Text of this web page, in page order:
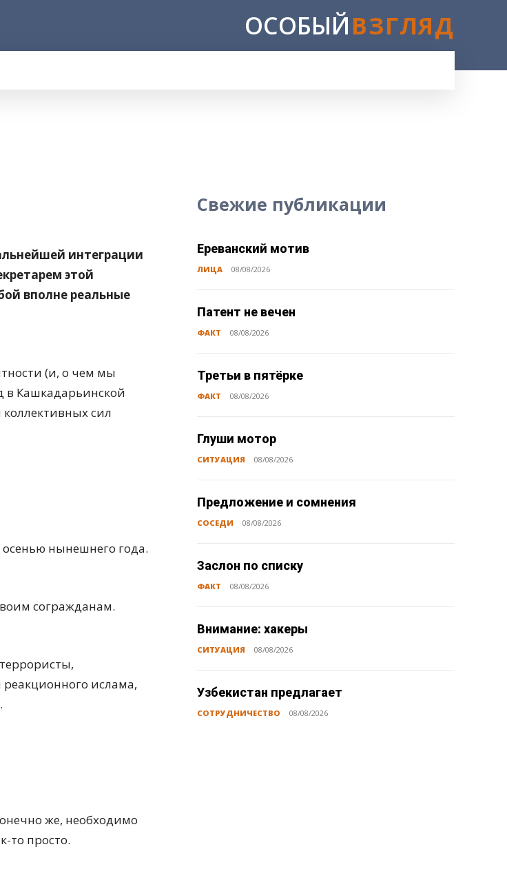
ОСОБЫЙВЗГЛЯД
интеграции
этой
вполне реальные
(и, о чем мы
в Кашкадарьинской
сил
осенью нынешнего года.
согражданам.
ислама,
же, необходимо
то просто.
Свежие публикации
Ереванский мотив
ЛИЦА 08/08/2026
Патент не вечен
ФАКТ 08/08/2026
Третьи в пятёрке
ФАКТ 08/08/2026
Глуши мотор
СИТУАЦИЯ 08/08/2026
Предложение и сомнения
СОСЕДИ 08/08/2026
Заслон по списку
ФАКТ 08/08/2026
Внимание: хакеры
СИТУАЦИЯ 08/08/2026
Узбекистан предлагает
СОТРУДНИЧЕСТВО 08/08/2026